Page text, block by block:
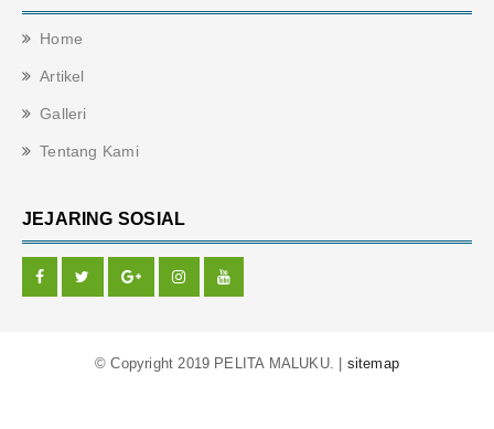
Home
Artikel
Galleri
Tentang Kami
JEJARING SOSIAL
© Copyright 2019 PELITA MALUKU. | sitemap